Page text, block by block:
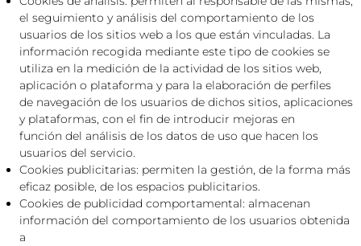
el seguimiento y análisis del comportamiento de los
usuarios de los sitios web a los que están vinculadas. La
información recogida mediante este tipo de cookies se
utiliza en la medición de la actividad de los sitios web,
aplicación o plataforma y para la elaboración de perfiles
de navegación de los usuarios de dichos sitios, aplicaciones
y plataformas, con el fin de introducir mejoras en
función del análisis de los datos de uso que hacen los
usuarios del servicio.
Cookies publicitarias: permiten la gestión, de la forma más
eficaz posible, de los espacios publicitarios.
Cookies de publicidad comportamental: almacenan
información del comportamiento de los usuarios obtenida
a